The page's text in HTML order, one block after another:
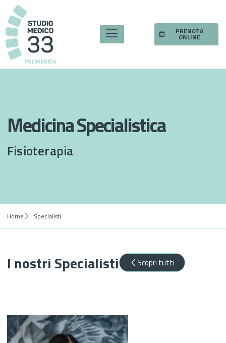
PRENOTA
ONLINE
Medicina Specialistica
Fisioterapia
Home Specialisti
I nostri Specialisti Scopri tutti